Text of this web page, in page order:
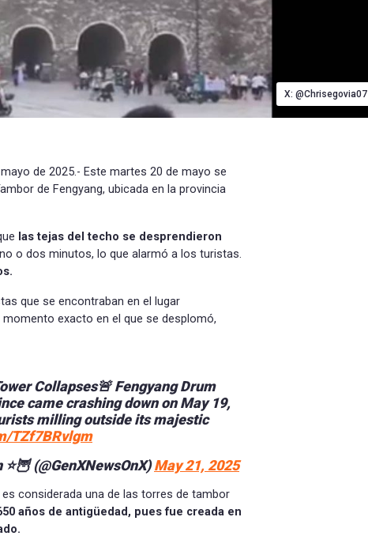
X: @Chrisegovia07
mayo de 2025.- Este martes 20 de mayo se
de Fengyang, ubicada en la provincia
las tejas del techo se desprendieron
o dos minutos, lo que alarmó a los turistas.
que se encontraban en el lugar
exacto en el que se desplomó,
Collapses🚨 Fengyang Drum
came crashing down on May 19,
milling outside its majestic
TZf7BRvlgm
(@GenXNewsOnX)May 21, 2025
considerada una de las torres de tambor
años de antigüedad, pues fue creada en